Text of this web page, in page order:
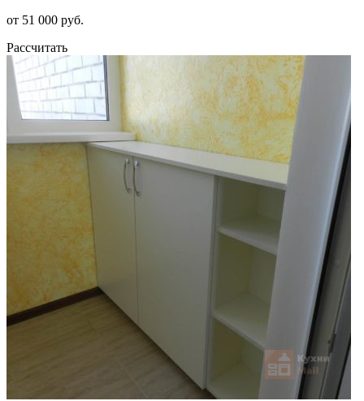
от 51 000 руб.
Рассчитать